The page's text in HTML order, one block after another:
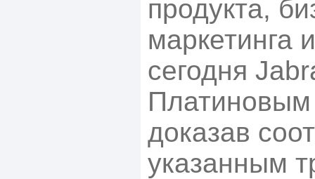
продукта,
маркетинга
сегодня
доказав
указанным